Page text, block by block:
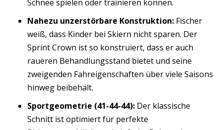
Schnee spielen oder trainieren können.
Nahezu unzerstörbare Konstruktion: Fischer
weiß, dass Kinder bei Skiern nicht sparen. Der
Sprint Crown ist so konstruiert, dass er auch
raueren Behandlungsstand bietet und seine
zweigenden Fahreigenschaften über viele Saisons
hinweg beibehält.
Sportgeometrie (41-44-44): Der klassische
Schnitt ist optimiert für perfekte